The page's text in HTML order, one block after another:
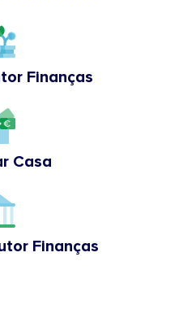
Finanças
Casa
Finanças